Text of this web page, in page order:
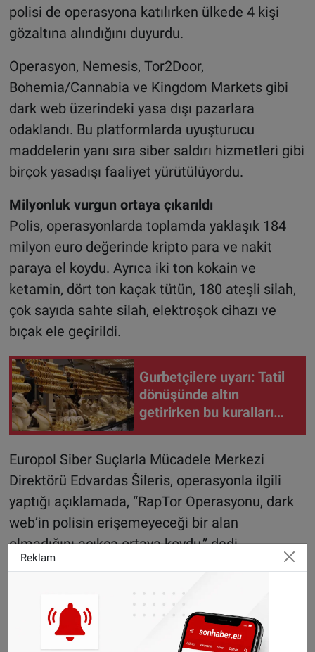
polisi de operasyona katılırken ülkede 4 kişi
gözaltına alındığını duyurdu.
Operasyon, Nemesis, Tor2Door,
Bohemia/Cannabia ve Kingdom Markets gibi
dark web üzerindeki yasa dışı pazarlara
odaklandı. Bu platformlarda uyuşturucu
maddelerin yanı sıra siber saldırı hizmetleri gibi
birçok yasadışı faaliyet yürütülüyordu.
Milyonluk vurgun ortaya çıkarıldı
Polis, operasyonlarda toplamda yaklaşık 184
milyon euro değerinde kripto para ve nakit
paraya el koydu. Ayrıca iki ton kokain ve
ketamin, dört ton kaçak tütün, 180 ateşli silah,
çok sayıda sahte silah, elektroşok cihazı ve
bıçak ele geçirildi.
Gurbetçilere uyarı: Tatil
dönüşünde altın
getirirken bu kuralları
Europol Siber Suçlarla Mücadele Merkezi
Direktörü Edvardas Šileris, operasyonla ilgili
yaptığı açıklamada, “RapTor Operasyonu, dark
web’in polisin erişemeyeceği bir alan
olmadığını açıkça ortaya koydu,” dedi.
En çok tutuklama ABD’de
Operasyon Hollanda’nın dışında, ABD, Brezilya,
İngiltere, Almanya, Fransa, Avusturya, İspanya
ve İsviçre gibi ülkelerde de yürütüldü.
Reklam